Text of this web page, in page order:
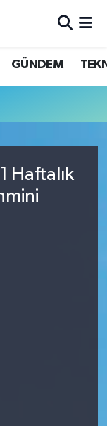
GÜNDEM
Haftalık